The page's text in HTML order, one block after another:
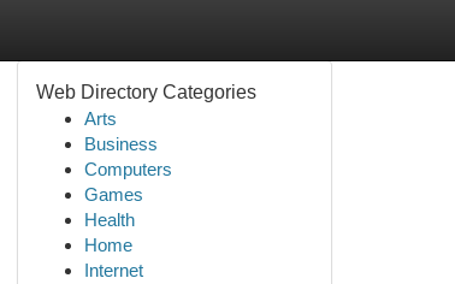
Web Directory Categories
Arts
Business
Computers
Games
Health
Home
Internet